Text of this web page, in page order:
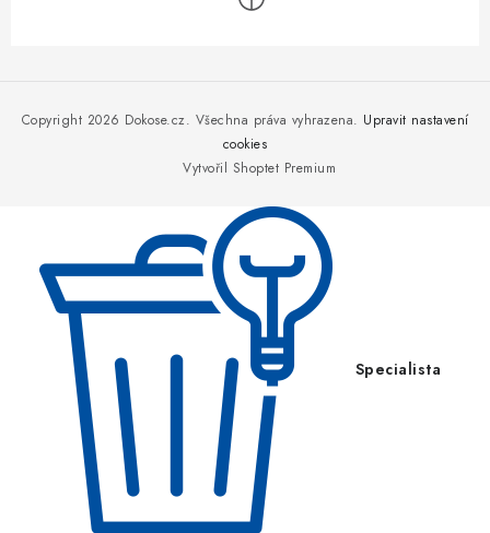
Vytvořil Shoptet Premium
Copyright 2026 Dokose.cz. Všechna práva vyhrazena. Upravit nastavení
cookies
Specialista